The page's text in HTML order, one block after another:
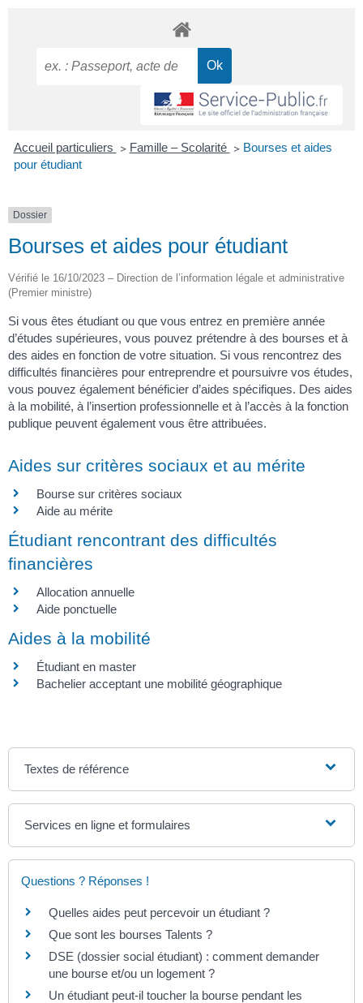
Accueil particuliers > Famille – Scolarité > Bourses et aides
pour étudiant
Dossier
Bourses et aides pour étudiant
Vérifié le 16/10/2023 – Direction de l’information légale et administrative
(Premier ministre)
Si vous êtes étudiant ou que vous entrez en première année
d’études supérieures, vous pouvez prétendre à des bourses et à
des aides en fonction de votre situation. Si vous rencontrez des
difficultés financières pour entreprendre et poursuivre vos études,
vous pouvez également bénéficier d’aides spécifiques. Des aides
à la mobilité, à l’insertion professionnelle et à l’accès à la fonction
publique peuvent également vous être attribuées.
Aides sur critères sociaux et au mérite
Bourse sur critères sociaux
Aide au mérite
Étudiant rencontrant des difficultés
financières
Allocation annuelle
Aide ponctuelle
Aides à la mobilité
Étudiant en master
Bachelier acceptant une mobilité géographique
Textes de référence
Services en ligne et formulaires
Questions ? Réponses !
Quelles aides peut percevoir un étudiant ?
Que sont les bourses Talents ?
DSE (dossier social étudiant) : comment demander
une bourse et/ou un logement ?
Un étudiant peut-il toucher la bourse pendant les